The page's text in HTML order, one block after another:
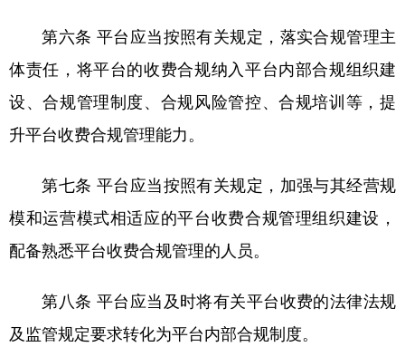
第六条 平台应当按照有关规定，落实合规管理主
体责任，将平台的收费合规纳入平台内部合规组织建
设、合规管理制度、合规风险管控、合规培训等，提
升平台收费合规管理能力。
第七条 平台应当按照有关规定，加强与其经营规
模和运营模式相适应的平台收费合规管理组织建设，
配备熟悉平台收费合规管理的人员。
第八条 平台应当及时将有关平台收费的法律法规
及监管规定要求转化为平台内部合规制度。